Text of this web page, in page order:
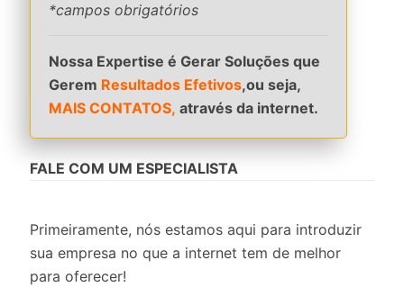
*campos obrigatórios
Nossa Expertise é Gerar Soluções que
Gerem Resultados Efetivos,ou seja,
MAIS CONTATOS, através da internet.
FALE COM UM ESPECIALISTA
Primeiramente, nós estamos aqui para introduzir
sua empresa no que a internet tem de melhor
para oferecer!